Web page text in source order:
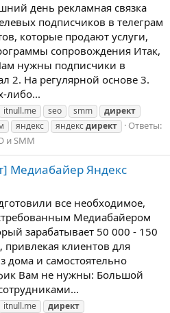
день рекламная связка
подписчиков в телеграм
которые продают услуги,
сопровождения Итак,
нужны подписчики в
2. На регулярной основе 3.
либо...
itnull.me seo smm
директ
яндекс яндексдирект
Ответы:
и SMM
Медиабайер Яндекс
все необходимое,
Медиабайером
зарабатывает 50 000 - 150
привлекая клиентов для
дома и самостоятельно
Вам не нужны: Большой
itnull.me
директ